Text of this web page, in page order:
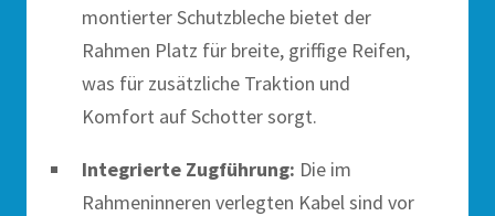
montierter Schutzbleche bietet der
Rahmen Platz für breite, griffige Reifen,
was für zusätzliche Traktion und
Komfort auf Schotter sorgt.
Integrierte Zugführung: Die im
Rahmeninneren verlegten Kabel sind vor